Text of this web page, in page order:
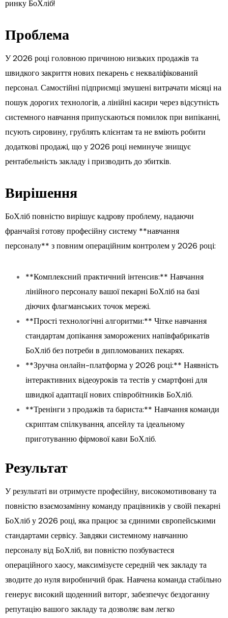
ринку БоХліб!
Проблема
У 2026 році головною причиною низьких продажів та
швидкого закриття нових пекарень є некваліфікований
персонал. Самостійні підприємці змушені витрачати місяці на
пошук дорогих технологів, а лінійні касири через відсутність
системного навчання припускаються помилок при випіканні,
псують сировину, грублять клієнтам та не вміють робити
додаткові продажі, що у 2026 році неминуче знищує
рентабельність закладу і призводить до збитків.
Вирішення
БоХліб повністю вирішує кадрову проблему, надаючи
франчайзі готову професійну систему **навчання
персоналу** з повним операційним контролем у 2026 році:
**Комплексний практичний інтенсив:** Навчання
лінійного персоналу вашої пекарні БоХліб на базі
діючих флагманських точок мережі.
**Прості технологічні алгоритми:** Чітке навчання
стандартам допікання заморожених напівфабрикатів
БоХліб без потреби в дипломованих пекарях.
**Зручна онлайн-платформа у 2026 році:** Наявність
інтерактивних відеоуроків та тестів у смартфоні для
швидкої адаптації нових співробітників БоХліб.
**Тренінги з продажів та бариста:** Навчання команди
скриптам спілкування, апсейлу та ідеальному
приготуванню фірмової кави БоХліб.
Результат
У результаті ви отримуєте професійну, високомотивовану та
повністю взаємозамінну команду працівників у своїй пекарні
БоХліб у 2026 році, яка працює за єдиними європейськими
стандартами сервісу. Завдяки системному навчанню
персоналу від БоХліб, ви повністю позбуваєтеся
операційного хаосу, максимізуєте середній чек закладу та
зводите до нуля виробничий брак. Навчена команда стабільно
генерує високий щоденний виторг, забезпечує бездоганну
репутацію вашого закладу та дозволяє вам легко